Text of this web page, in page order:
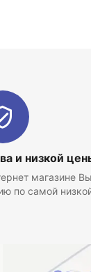
и низкой
магазине
по самой